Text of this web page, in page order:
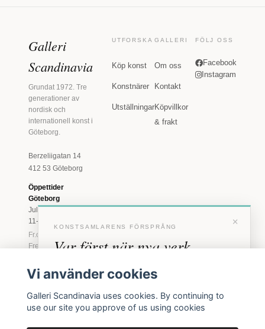
Galleri
Scandinavia
Grundat 1972. Tre
generationer av
nordisk och
internationell konst i
Göteborg.
Berzeliigatan 14
412 53 Göteborg
Öppettider
Göteborg
Juli: Tis 11-18 · Lör
11-16
Fr.o.m. augusti: Tis-
Fre 11-18 · Lör 11-
Marstrand
2026
Tis-Fre 11-18 ·
UTFORSKA
Köp konst
Konstnärer
Utställningar
GALLERI
Om oss
Kontakt
Köpvillkor
& frakt
FÖLJ OSS
Facebook
Instagram
×
KONSTSAMLARENS FÖRSPRÅNG
Var först när nya verk
anländer
inbjudningar till vernissage, innan vi annonserar
offentligt.
Vi använder cookies
Galleri Scandinavia uses cookies. By continuing to
use our site you approve of us using cookies